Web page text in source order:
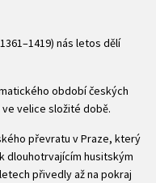
nás letos dělí
období českých
velice složité době.
převratu v Praze, který
dlouhotrvajícím husitským
přivedly až na pokraj